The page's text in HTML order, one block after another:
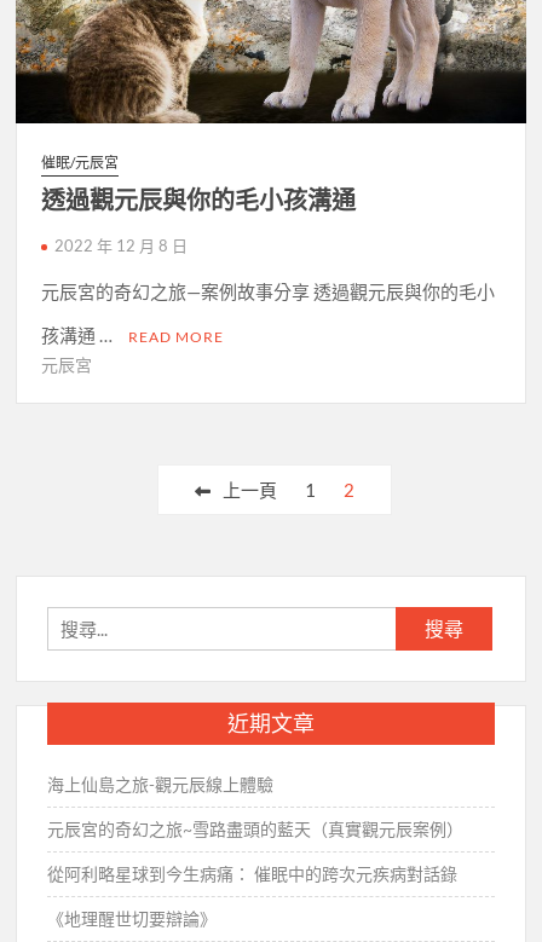
催眠/元辰宮
透過觀元辰與你的毛小孩溝通
2022 年 12 月 8 日
元辰宮的奇幻之旅—案例故事分享 透過觀元辰與你的毛小
孩溝通 …
READ MORE
元辰宮
上一頁 1 2
尋
關
字:
近期文章
海上仙島之旅-觀元辰線上體驗
元辰宮的奇幻之旅~雪路盡頭的藍天（真實觀元辰案例）
從阿利略星球到今生病痛： 催眠中的跨次元疾病對話錄
《地理醒世切要辯論》